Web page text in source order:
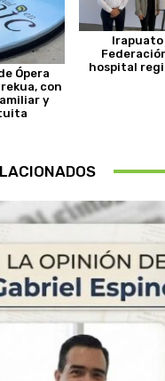
Ópera
con
y
Irapuato
hospital